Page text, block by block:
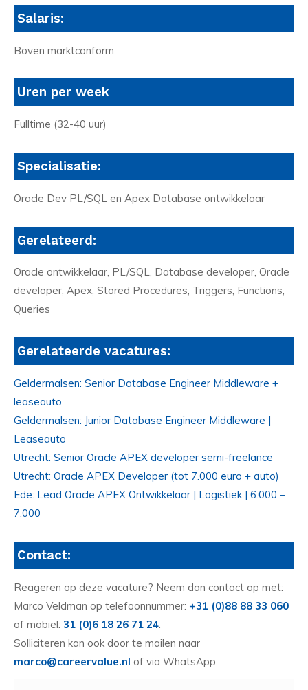
Salaris:
Boven marktconform
Uren per week
Fulltime (32-40 uur)
Specialisatie:
Oracle Dev PL/SQL en Apex Database ontwikkelaar
Gerelateerd:
Oracle ontwikkelaar, PL/SQL, Database developer, Oracle
developer, Apex, Stored Procedures, Triggers, Functions,
Queries
Gerelateerde vacatures:
Geldermalsen: Senior Database Engineer Middleware +
leaseauto
Geldermalsen: Junior Database Engineer Middleware |
Leaseauto
Utrecht: Senior Oracle APEX developer semi-freelance
Utrecht: Oracle APEX Developer (tot 7.000 euro + auto)
Ede: Lead Oracle APEX Ontwikkelaar | Logistiek | 6.000 –
7.000
Contact:
Reageren op deze vacature? Neem dan contact op met:
Marco Veldman op telefoonnummer: +31 (0)88 88 33 060
of mobiel: 31 (0)6 18 26 71 24
Solliciteren kan ook door te mailen naar
marco@careervalue.nl of via WhatsApp.